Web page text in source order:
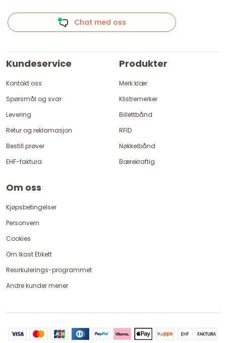
Chat med oss
Kundeservice
Kontakt oss
Spørsmål og svar
Levering
Retur og reklamasjon
Bestill prøver
EHF-faktura
Produkter
Merk klær
Klistremerker
Billettbånd
RFID
Nøkkelbånd
Bærekraftig
Om oss
Kjøpsbetingelser
Personvern
Cookies
Om Ikast Etikett
Resirkulerings-programmet
Andre kunder mener